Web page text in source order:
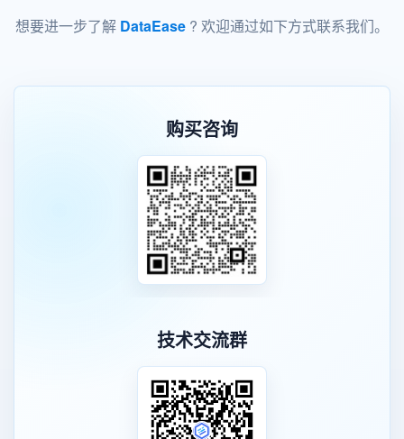
想要进一步了解 DataEase ? 欢迎通过如下方式联系我们。
购买咨询
技术交流群